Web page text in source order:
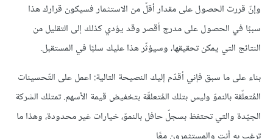
وإنّ قررت الحصول على مقدار أقلّ من الاستثمار فسيكون قرارك هذا
سببًا في الحصول على مدرج أقصر وقد يؤدي كذلك إلى التقليل من
النتائج التي يمكن تحقيقها، وسيؤثّر هذا عليك سلبًا في المستقبل.
بناء على ما سبق فإني أقدّم إليك النصيحة التالية: اعمل على التّحسينات
المُتعلّقة بالنموّ وليس بتلك المُتعلقّة بتخفيض قيمة اﻷسهم. تمتلك الشركة
الجيّدة والتي تحتفظ بسجلّ حافل بالنموّ، خيارات غير محدودة، وهذا ما